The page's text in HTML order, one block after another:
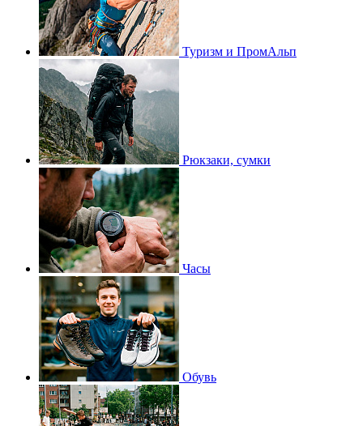
Туризм и ПромАльп
Рюкзаки, сумки
Часы
Обувь